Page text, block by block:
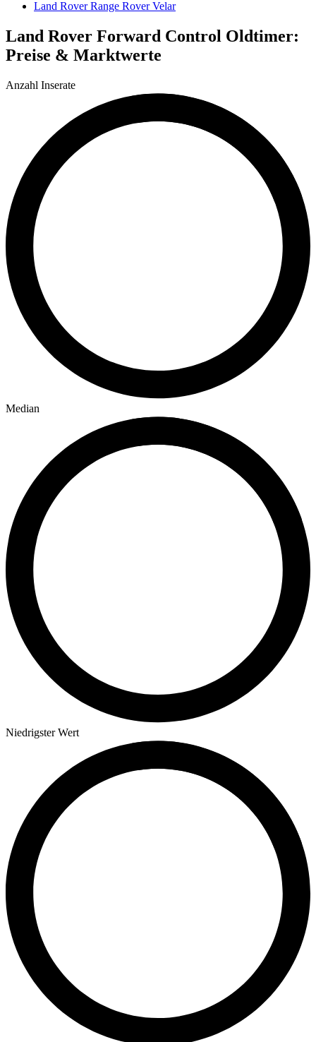
Land Rover Range Rover Velar
Land Rover Forward Control Oldtimer:
Preise & Marktwerte
Anzahl Inserate
Median
Niedrigster Wert